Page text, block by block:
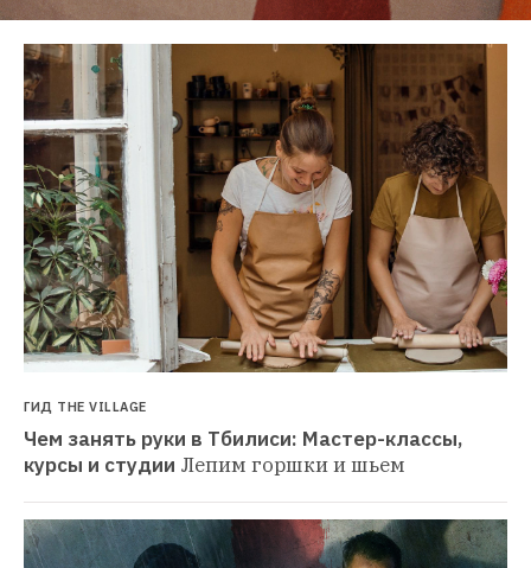
ГИД THE VILLAGE
Чем занять руки в Тбилиси: Мастер-классы,
курсы и студии Лепим горшки и шьем